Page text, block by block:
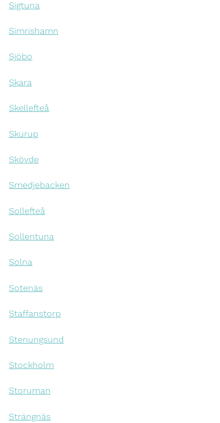
Sigtuna
Simrishamn
Sjöbo
Skara
Skellefteå
Skurup
Skövde
Smedjebacken
Sollefteå
Sollentuna
Solna
Sotenäs
Staffanstorp
Stenungsund
Stockholm
Storuman
Strängnäs